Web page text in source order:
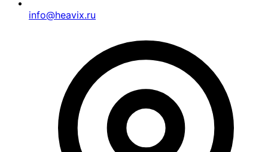
info@heavix.ru